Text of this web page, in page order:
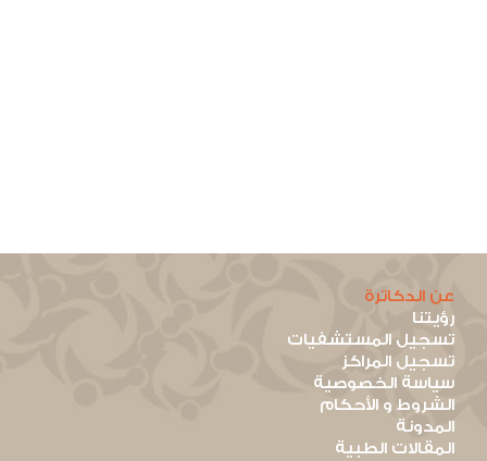
عن الدكاترة
رؤيتنا
تسجيل المستشفيات
تسجيل المراكز
سياسة الخصوصية
الشروط و الأحكام
المدونة
المقالات الطبية